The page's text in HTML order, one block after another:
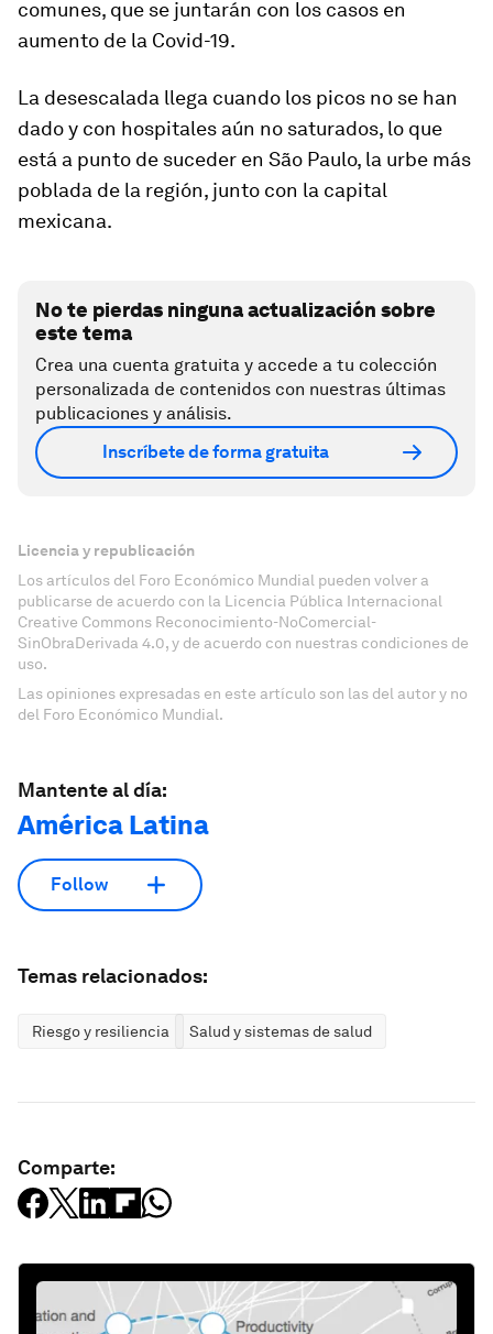
comunes, que se juntarán con los casos en
aumento de la Covid-19.
La desescalada llega cuando los picos no se han
dado y con hospitales aún no saturados, lo que
está a punto de suceder en São Paulo, la urbe más
poblada de la región, junto con la capital
mexicana.
No te pierdas ninguna actualización sobre
este tema
Crea una cuenta gratuita y accede a tu colección
personalizada de contenidos con nuestras últimas
publicaciones y análisis.
Inscríbete de forma gratuita
Licencia y republicación
Los artículos del Foro Económico Mundial pueden volver a
publicarse de acuerdo con la Licencia Pública Internacional
Creative Commons Reconocimiento-NoComercial-
SinObraDerivada 4.0, y de acuerdo con nuestras condiciones de
uso.
Las opiniones expresadas en este artículo son las del autor y no
del Foro Económico Mundial.
Mantente al día:
América Latina
Follow
Temas relacionados:
Riesgo y resiliencia Salud y sistemas de salud
Comparte: